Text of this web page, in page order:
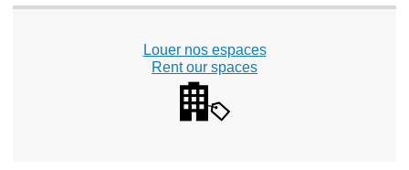
Louer nos espaces
Rent our spaces